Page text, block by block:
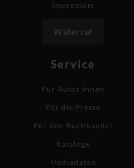
Impressum
Widerruf
Service
Für Autor:innen
Für die Presse
Für den Buchhandel
Kataloge
Mediadaten